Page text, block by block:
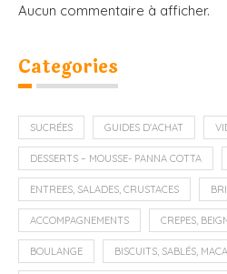
Aucun commentaire à afficher.
Categories
SUCRÉES GUIDES D'ACHAT
DESSERTS – MOUSSE- PANNA COTTA
ENTREES, SALADES, CRUSTACES
ACCOMPAGNEMENTS CREPES,
BOULANGE BISCUITS, SABLÉS,